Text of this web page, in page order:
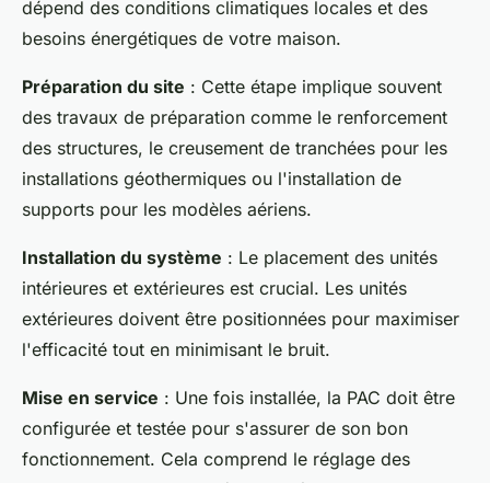
dépend des conditions climatiques locales et des
besoins énergétiques de votre maison.
Préparation du site : Cette étape implique souvent
des travaux de préparation comme le renforcement
des structures, le creusement de tranchées pour les
installations géothermiques ou l'installation de
supports pour les modèles aériens.
Installation du système : Le placement des unités
intérieures et extérieures est crucial. Les unités
extérieures doivent être positionnées pour maximiser
l'efficacité tout en minimisant le bruit.
Mise en service : Une fois installée, la PAC doit être
configurée et testée pour s'assurer de son bon
fonctionnement. Cela comprend le réglage des